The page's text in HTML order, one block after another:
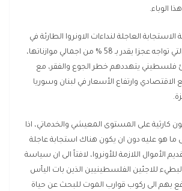
الوباء.
العاجلة لنداءات الاونروا الطارئة في
لبنان وسوريا وغزة، التي تواجه عجزا يقدر بـ 58 % من اجمالي موازناتها،
لاجئ فلسطيني يتهددهم خطر الجوع والفقر، مع
الاقتصادي وارتفاع الأسعار في لبنان وسوريا
كارثية على المستوى المعيشي والخدماتي، اذا
ما هو عليه دون ان يكون هناك استجابة عاجلة
الأموال اللازمة للأونروا، لافتاً الى ان سياسة
البطيء للاجئين الفلسطينيين الذين بات اليأس
بهم الى ركوب قوارب الموت للبحث عن حياة